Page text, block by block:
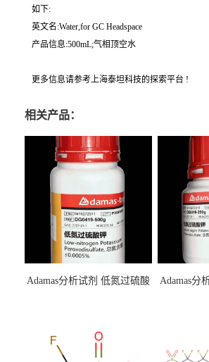
如下:
英文名:Water,for GC Headspace
产品信息:500mL;气相顶空水
更多信息请参考上海泰坦科技的探索平台 !
相关产品：
Adamas分析试剂 低氮过硫酸
（泰坦现货供应）
Adamas分